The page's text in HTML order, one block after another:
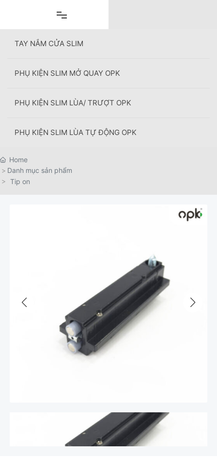
+
TAY NẮM CỬA SLIM
PHỤ KIỆN SLIM MỞ QUAY OPK
PHỤ KIỆN SLIM LÙA/ TRƯỢT OPK
PHỤ KIỆN SLIM LÙA TỰ ĐỘNG OPK
Home
Danh mục sản phẩm
Tip on